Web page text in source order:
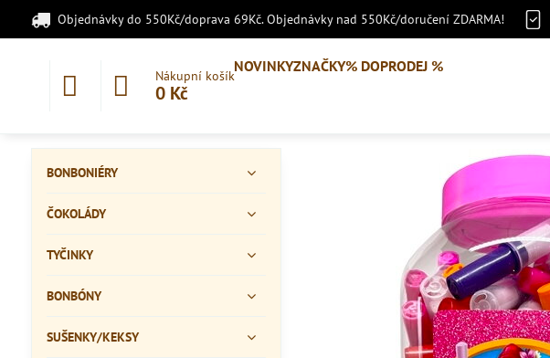
Objednávky do 550Kč/doprava 69Kč. Objednávky nad 550Kč/doručení ZDARMA!
Nákupní košík
0 Kč
NOVINKYZNAČKY% DOPRODEJ %
BONBONIÉRY
ČOKOLÁDY
TYČINKY
BONBÓNY
SUŠENKY/KEKSY